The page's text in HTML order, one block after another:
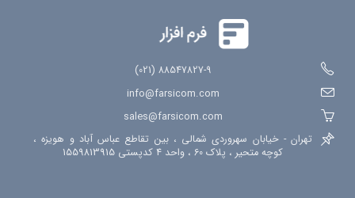
88547827-9 (021)
info@farsicom.com
sales@farsicom.com
تهران - خیابان سهروردی شمالی ، بین تقاطع عباس آباد و هویزه ،
کوچه متحیر ، پلاک 60 ، واحد 4 کدپستی 1559813915